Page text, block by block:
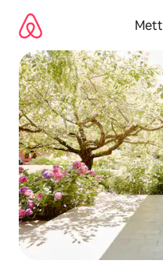
directement
contenu